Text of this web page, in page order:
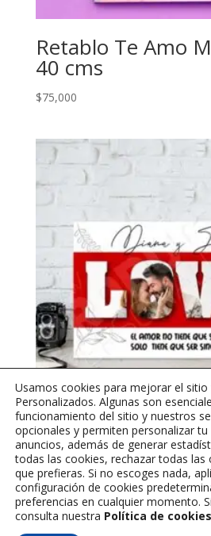
Retablo Te Amo
40 cms
$75,000
Retablo Love 1 –
$75,000
Usamos cookies para mejorar el
Personalizados. Algunas son
funcionamiento del sitio y nuestros
opcionales y permiten personalizar tu
anuncios, además de generar
todas las cookies, rechazar todas las
que prefieras. Si no escoges nada,
configuración de cookies
preferencias en cualquier momento.
consulta nuestra Política de cookies